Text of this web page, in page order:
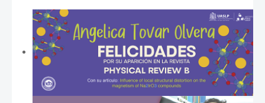
Sociedad Mexicana de Física
PROMEP